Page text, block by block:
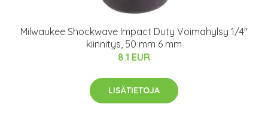
Milwaukee Shockwave Impact Duty Voimahylsy 1/4"
kiinnitys, 50 mm 6 mm
8.1 EUR
LISÄTIETOJA